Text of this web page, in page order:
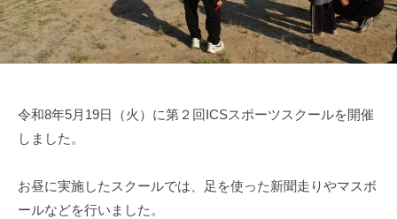
令和8年5月19日（火）に第２回ICSスポーツスクールを開催
しました。
お昼に実施したスクールでは、足を使った新聞走りやマスボ
ールなどを行いました。